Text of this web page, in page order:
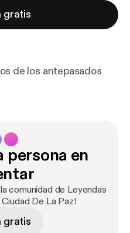
gratis
de los antepasados
persona en
comunidad de Leyendas
De La Paz!
gratis